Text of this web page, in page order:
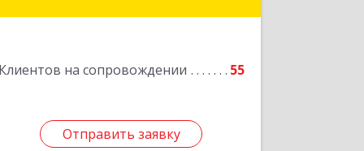
Клиентов на сопровождении 55
Отправить заявку
Отправить заявку